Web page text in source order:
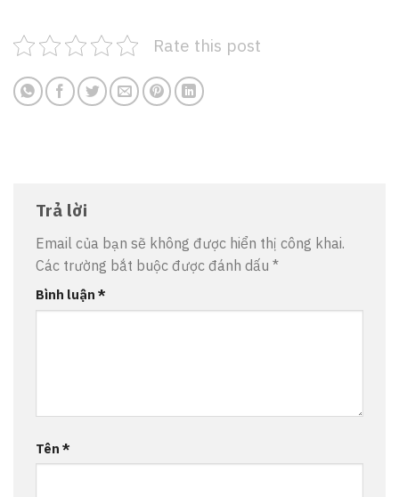
Rate this post
Trả lời
Email của bạn sẽ không được hiển thị công khai.
Các trường bắt buộc được đánh dấu *
Bình luận *
Tên *